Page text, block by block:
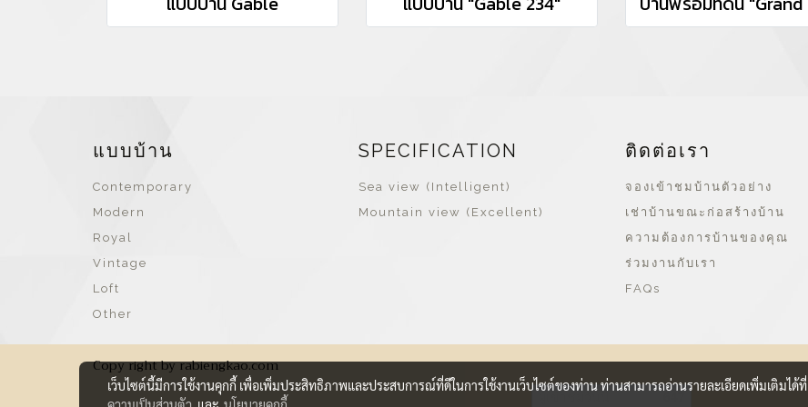
แบบบ้าน
Contemporary
Modern
Royal
Vintage
Loft
Other
SPECIFICATION
Sea view (Intelligent)
Mountain view (Excellent)
ติดต่อเรา
จองเข้าชมบ้านตัวอย่าง
เช่าบ้านขณะก่อสร้างบ้าน
ความต้องการบ้านของคุณ
ร่วมงานกับเรา
FAQs
Copy right by rabiengkao.com
ผู้เข้าชมวันนี้ 647
เว็บไซต์นี้มีการใช้งานคุกกี้ เพื่อเพิ่มประสิทธิภาพและประสบการณ์ที่ดีในการใช้งานเว็บไซต์ของท่าน ท่านสามารถอ่านรายละเอียดเพิ่มเติมได้ที่